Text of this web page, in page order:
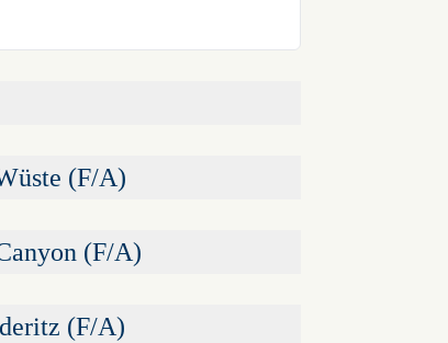
(F/A)
(F/A)
(F/A)